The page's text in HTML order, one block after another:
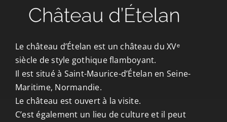
Le château d’Ételan est un château du XVᵉ
siècle de style gothique flamboyant.
Il est situé à Saint-Maurice-d’Ételan en Seine-
Maritime, Normandie.
Le château est ouvert à la visite.
C’est également un lieu de culture et il peut